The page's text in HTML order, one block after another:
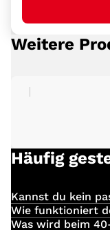
Weitere
Häufig
Kannst du kein
Einfachhier
Wie funktioniert
Du hast dein
Was wird beim